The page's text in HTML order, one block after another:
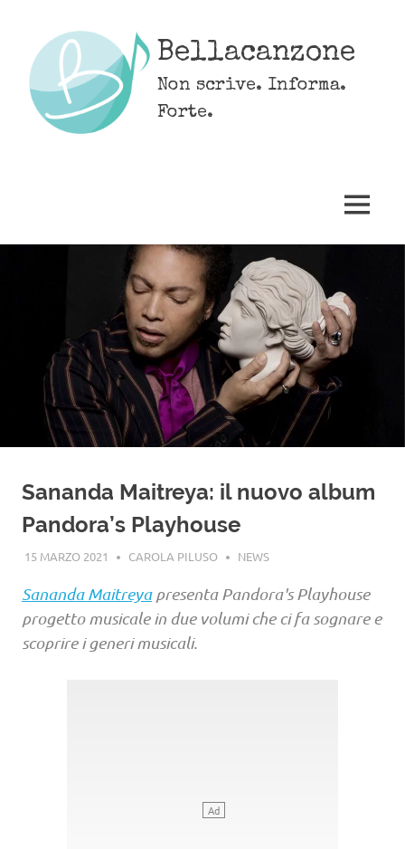
content
Bellacanzone
Non scrive. Informa.
Forte.
MENU
Sananda Maitreya: il nuovo album
Pandora’s Playhouse
15 MARZO 2021 CAROLA PILUSO NEWS
Sananda Maitreyapresenta Pandora's Playhouse
progetto musicale in due volumi che ci fa sognare e
scoprire i generi musicali.